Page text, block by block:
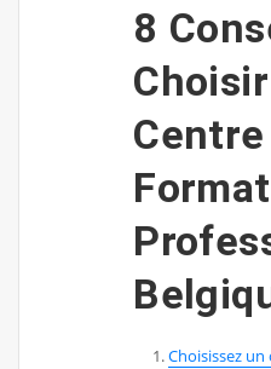
8
Choisissez